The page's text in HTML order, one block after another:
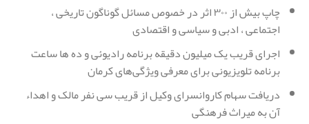
چاپ بیش از ۳۰۰ اثر در خصوص مسائل گوناگون تاریخی ،
اجتماعی ، ادبی و سیاسی و اقتصادی
اجرای قریب یک میلیون دقیقه برنامه رادیوئی و ده ها ساعت
برنامه تلویزیونی برای معرفی ویژگی‌های کرمان
دریافت سهام کاروانسرای وکیل از قریب سی نفر مالک و اهداء
آن به میراث فرهنگی